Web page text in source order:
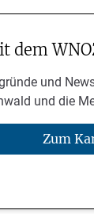
dem
und
und die
Zum